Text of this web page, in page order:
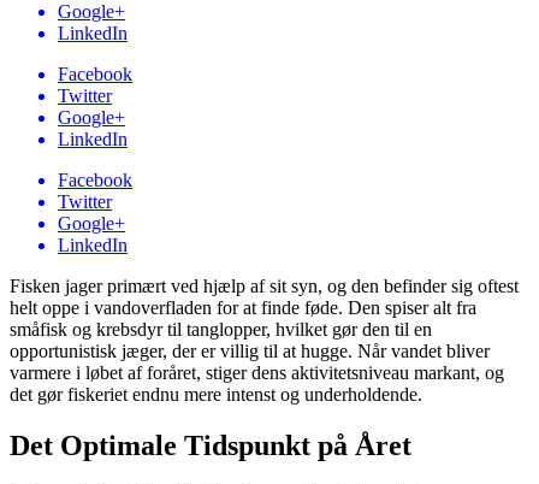
Google+
LinkedIn
Facebook
Twitter
Google+
LinkedIn
Facebook
Twitter
Google+
LinkedIn
Fisken jager primært ved hjælp af sit syn, og den befinder sig oftest
helt oppe i vandoverfladen for at finde føde. Den spiser alt fra
småfisk og krebsdyr til tanglopper, hvilket gør den til en
opportunistisk jæger, der er villig til at hugge. Når vandet bliver
varmere i løbet af foråret, stiger dens aktivitetsniveau markant, og
det gør fiskeriet endnu mere intenst og underholdende.
Det Optimale Tidspunkt på Året